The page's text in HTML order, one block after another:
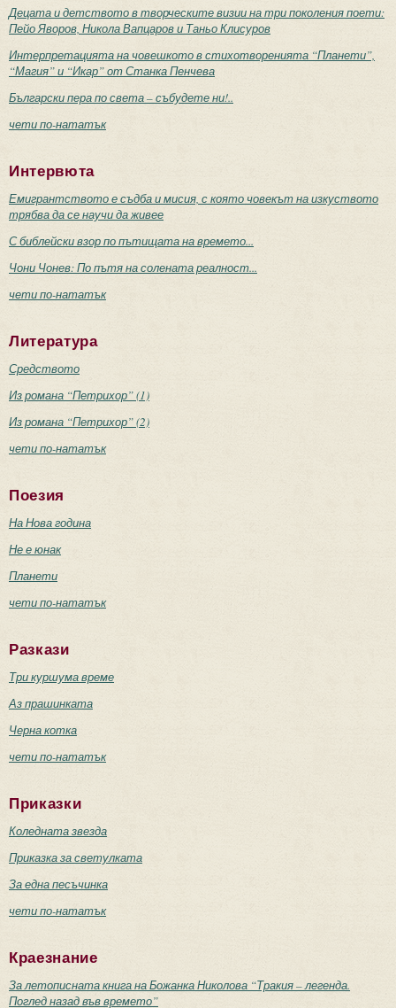
Децата и детството в творческите визии на три поколения поети:
Пейо Яворов, Никола Вапцаров и Таньо Клисуров
Интерпретацията на човешкото в стихотворенията “Планети”,
“Магия” и “Икар” от Станка Пенчева
Български пера по света – събудете ни!..
чети по-нататък
Интервюта
Емигрантството е съдба и мисия, с която човекът на изкуството
трябва да се научи да живее
С библейски взор по пътищата на времето...
Чони Чонев: По пътя на солената реалност...
чети по-нататък
Литература
Средството
Из романа “Петрихор” (1)
Из романа “Петрихор” (2)
чети по-нататък
Поезия
На Нова година
Не е юнак
Планети
чети по-нататък
Разкази
Три куршума време
Аз прашинката
Черна котка
чети по-нататък
Приказки
Коледната звезда
Приказка за светулката
За една песъчинка
чети по-нататък
Краезнание
За летописната книга на Божанка Николова “Тракия – легенда.
Поглед назад във времето”